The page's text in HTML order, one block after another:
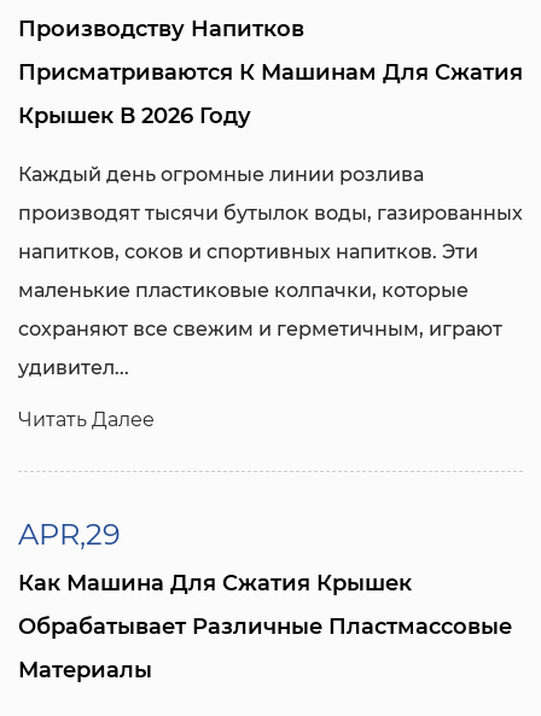
Производству Напитков
Присматриваются К Машинам Для Сжатия
Крышек В 2026 Году
Каждый день огромные линии розлива
производят тысячи бутылок воды, газированных
напитков, соков и спортивных напитков. Эти
маленькие пластиковые колпачки, которые
сохраняют все свежим и герметичным, играют
удивител...
Читать Далее
APR,29
Как Машина Для Сжатия Крышек
Обрабатывает Различные Пластмассовые
Материалы